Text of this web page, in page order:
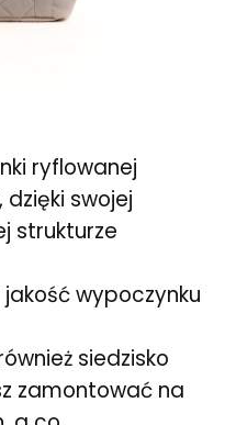
ryflowanej
swojej
strukturze
wypoczynku
siedzisko
zamontować na